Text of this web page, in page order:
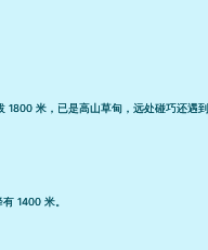
1800 米，已是高山草甸，远处碰巧还遇到
1400 米。